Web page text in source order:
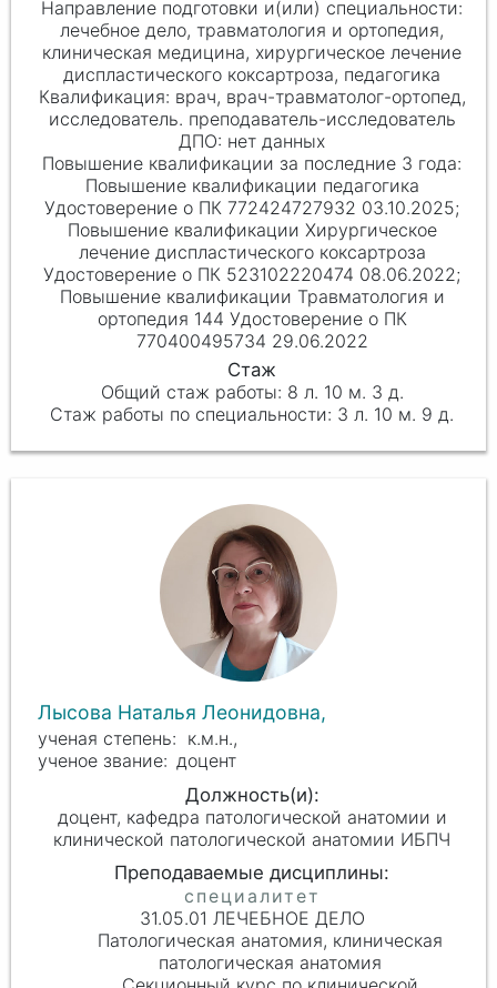
лечебное дело, травматология и ортопедия,
клиническая медицина, хирургическое лечение
диспластического коксартроза, педагогика
врач, врач-травматолог-ортопед,
исследователь. преподаватель-исследователь
нет данных
Повышение квалификации педагогика
Удостоверение о ПК 772424727932 03.10.2025;
Повышение квалификации Хирургическое
лечение диспластического коксартроза
Удостоверение о ПК 523102220474 08.06.2022;
Повышение квалификации Травматология и
ортопедия 144 Удостоверение о ПК
770400495734 29.06.2022
8 л. 10 м. 3 д.
3 л. 10 м. 9 д.
Лысова Наталья Леонидовна,
к.м.н.,
доцент
доцент, кафедра патологической анатомии и
клинической патологической анатомии ИБПЧ
31.05.01 ЛЕЧЕБНОЕ ДЕЛО
Патологическая анатомия, клиническая
патологическая анатомия